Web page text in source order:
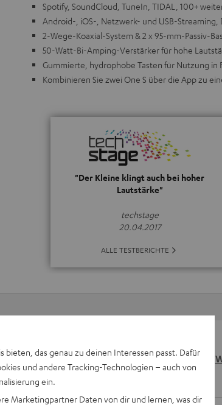
Spotify, SoundCloud, TuneIn, TIDAL, 100+
Android-, iOS-, Netzwerk- und USB-
2-Wege-Koaxial-System & 2 x 95-mm-Passiv-
50-Watt-Bi-Amping-Verstärker für hohe
Gummierte, hydrophobe Tasten für Nutzung in
Kombinieren Sie zwei One S über die App zu
"Der Kleine klingt auch bei hoher
Lautstärke"
techstage
20.04.2017
ALLE TESTBERICHTE
beraten dich auch persönlich am Telefon.
Hier Termin buchen
bieten, das genau zu deinen Interessen passt. Dafür
und andere Tracking-Technologien – auch von
ein.
Marketingpartner Daten von dir und lernen, was dir